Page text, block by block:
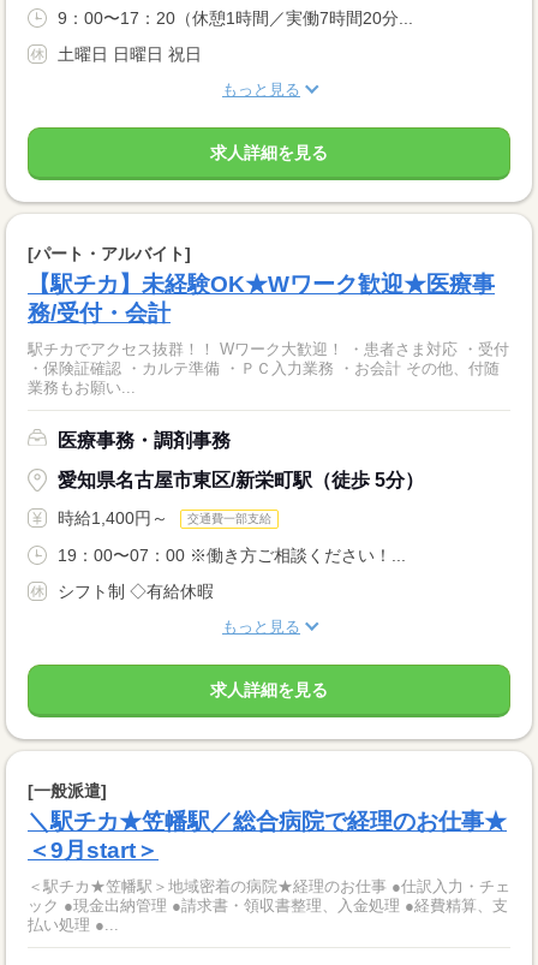
9：00〜17：20（休憩1時間／実働7時間20分...
土曜日 日曜日 祝日
もっと見る
求人詳細を見る
[パート・アルバイト]
【駅チカ】未経験OK★Wワーク歓迎★医療事
務/受付・会計
駅チカでアクセス抜群！！ Wワーク大歓迎！ ・患者さま対応 ・受付
・保険証確認 ・カルテ準備 ・ＰＣ入力業務 ・お会計 その他、付随
業務もお願い...
医療事務・調剤事務
愛知県名古屋市東区/新栄町駅（徒歩 5分）
時給1,400円～ 交通費一部支給
19：00〜07：00 ※働き方ご相談ください！...
シフト制 ◇有給休暇
もっと見る
求人詳細を見る
[一般派遣]
＼駅チカ★笠幡駅／総合病院で経理のお仕事★
＜9月start＞
＜駅チカ★笠幡駅＞地域密着の病院★経理のお仕事 ●仕訳入力・チェ
ック ●現金出納管理 ●請求書・領収書整理、入金処理 ●経費精算、支
払い処理 ●...